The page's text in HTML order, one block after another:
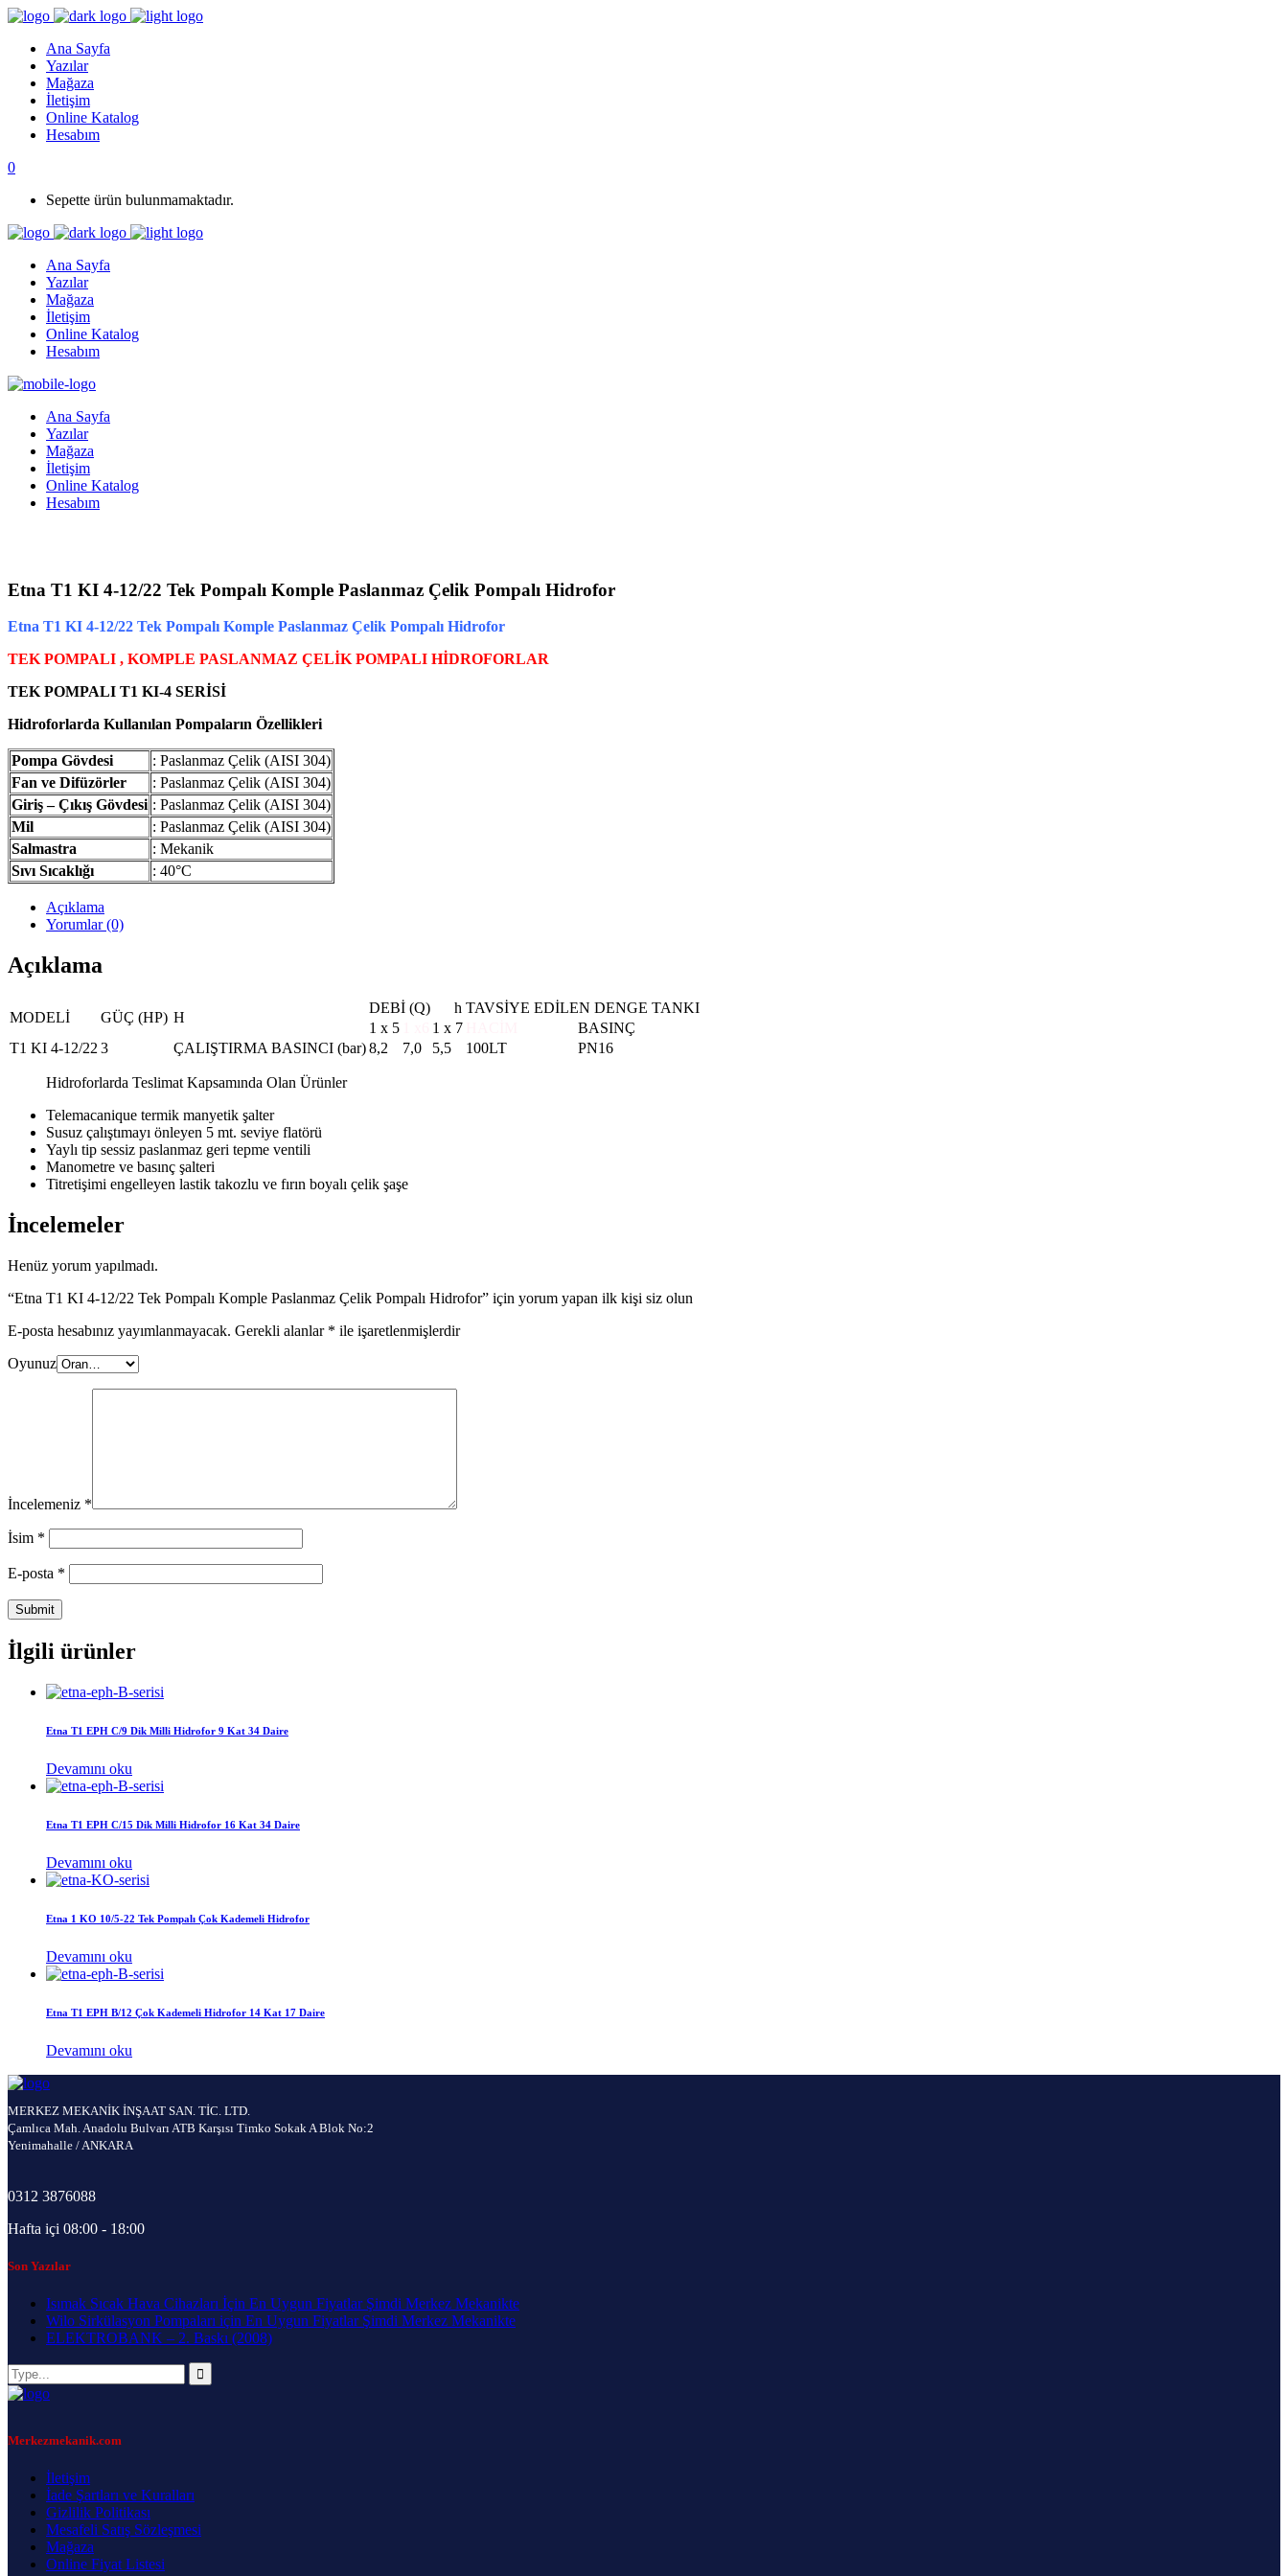
Ana Sayfa
Yazılar
Mağaza
İletişim
Online Katalog
Hesabım
0
Sepette ürün bulunmamaktadır.
Ana Sayfa
Yazılar
Mağaza
İletişim
Online Katalog
Hesabım
Ana Sayfa
Yazılar
Mağaza
İletişim
Online Katalog
Hesabım
Etna T1 KI 4-12/22 Tek Pompalı Komple Paslanmaz Çelik Pompalı Hidrofor
Etna T1 KI 4-12/22 Tek Pompalı Komple Paslanmaz Çelik Pompalı Hidrofor
TEK POMPALI , KOMPLE PASLANMAZ ÇELİK POMPALI HİDROFORLAR
TEK POMPALI T1 KI-4 SERİSİ
Hidroforlarda Kullanılan Pompaların Özellikleri
Pompa Gövdesi
: Paslanmaz Çelik (AISI 304)
Fan ve Difüzörler
: Paslanmaz Çelik (AISI 304)
Giriş – Çıkış Gövdesi : Paslanmaz Çelik (AISI 304)
Mil
: Paslanmaz Çelik (AISI 304)
Salmastra
: Mekanik
Sıvı Sıcaklığı
: 40°C
Açıklama
Yorumlar (0)
Açıklama
MODELİ GÜÇ (HP) H
DEBİ (Q) h TAVSİYE EDİLEN DENGE TANKI
1 x 5
1 x 7
BASINÇ
T1 KI 4-12/22 3 ÇALIŞTIRMA BASINCI (bar)8,2 7,0 5,5 100LT PN16
Hidroforlarda Teslimat Kapsamında Olan Ürünler
Telemacanique termik manyetik şalter
Susuz çalıştımayı önleyen 5 mt. seviye flatörü
Yaylı tip sessiz paslanmaz geri tepme ventili
Manometre ve basınç şalteri
Titretişimi engelleyen lastik takozlu ve fırın boyalı çelik şaşe
İncelemeler
Henüz yorum yapılmadı.
“Etna T1 KI 4-12/22 Tek Pompalı Komple Paslanmaz Çelik Pompalı Hidrofor” için yorum yapan ilk kişi siz olun
E-posta hesabınız yayımlanmayacak. Gerekli alanlar * ile işaretlenmişlerdir
Oyunuz
İncelemeniz *
İsim *
E-posta *
İlgili ürünler
Etna T1 EPH C/9 Dik Milli Hidrofor 9 Kat 34 Daire
Devamını oku
Etna T1 EPH C/15 Dik Milli Hidrofor 16 Kat 34 Daire
Devamını oku
Etna 1 KO 10/5-22 Tek Pompalı Çok Kademeli Hidrofor
Devamını oku
Etna T1 EPH B/12 Çok Kademeli Hidrofor 14 Kat 17 Daire
Devamını oku
MERKEZ MEKANİK İNŞAAT SAN. TİC. LTD.
Çamlıca Mah. Anadolu Bulvarı ATB Karşısı Timko Sokak A Blok No:2
Yenimahalle / ANKARA
0312 3876088
Hafta içi 08:00 - 18:00
Son Yazılar
Isımak Sıcak Hava Cihazları İçin En Uygun Fiyatlar Şimdi Merkez Mekanikte
Wilo Sirkülasyon Pompaları için En Uygun Fiyatlar Şimdi Merkez Mekanikte
ELEKTROBANK – 2. Baskı (2008)
Merkezmekanik.com
İletişim
İade Şartları ve Kuralları
Gizlilik Politikası
Mesafeli Satış Sözleşmesi
Mağaza
Online Fiyat Listesi